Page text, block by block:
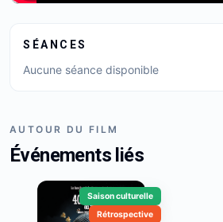
SÉANCES
Aucune séance disponible
AUTOUR DU FILM
Événements liés
Saison culturelle
Rétrospective